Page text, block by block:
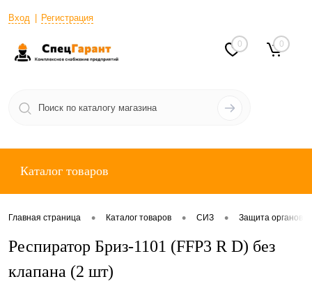
Вход Регистрация
0 0
Каталог товаров
Главная страница • Каталог товаров • СИЗ • Защита органов
Респиратор Бриз-1101 (FFP3 R D) без
клапана (2 шт)